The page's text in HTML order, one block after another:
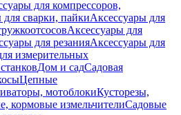
для компрессоров,
для сварки, пайкиАксессуары для
Аксессуары для
для резанияАксессуары для
измерительных
Дом и садСадовая
Цепные
мотоблокиКусторезы,
кормовые измельчителиСадовые